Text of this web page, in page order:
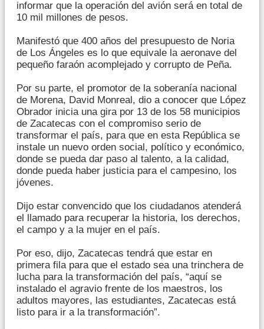
informar que la operación del avión será en total de
10 mil millones de pesos.
Manifestó que 400 años del presupuesto de Noria
de Los Ángeles es lo que equivale la aeronave del
pequeño faraón acomplejado y corrupto de Peña.
Por su parte, el promotor de la soberanía nacional
de Morena, David Monreal, dio a conocer que López
Obrador inicia una gira por 13 de los 58 municipios
de Zacatecas con el compromiso serio de
transformar el país, para que en esta República se
instale un nuevo orden social, político y económico,
donde se pueda dar paso al talento, a la calidad,
donde pueda haber justicia para el campesino, los
jóvenes.
Dijo estar convencido que los ciudadanos atenderá
el llamado para recuperar la historia, los derechos,
el campo y a la mujer en el país.
Por eso, dijo, Zacatecas tendrá que estar en
primera fila para que el estado sea una trinchera de
lucha para la transformación del país, “aquí se
instalado el agravio frente de los maestros, los
adultos mayores, las estudiantes, Zacatecas está
listo para ir a la transformación”.